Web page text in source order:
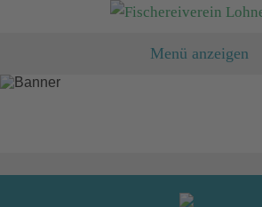
Menü anzeigen